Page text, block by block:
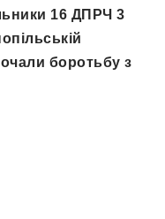
16 ДПРЧ 3
боротьбу з